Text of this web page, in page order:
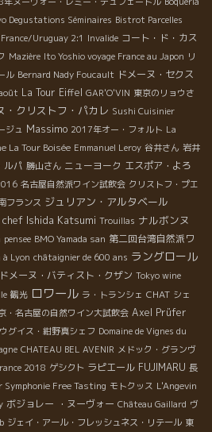
Degustations Séminaires Bistrot Parcelles
France/Uruguay 2:1 Invalide コート・ド・カス
Mazière Ito Yoshio voyage France au Japon リ
ル Bernard Nady Foucault ドメーヌ・セクス
La Tour Eiffel GAR'O'VIN 東京のリョウさ
・クリストフ・パカレ Sushi Cuisinier
ジュ Massimo 2017年オー・フォルト La
La Tour Boisée Emmanuel Leroy 谷井さん 岩井
ルパ 勝山さん ニューヨーク エスポア・よろ
名古屋自然派ワイン試飲会 クリストフ・プエ
フランス ジュリアン・アルタベール
chef Ishida Katsumi Trouillas ナルボンヌ
pensee BMO Yamada san 第二回台湾自然派ワ
à Lyon châtaignier de 600 ans ラングロール
ドメーヌ・バティスト・クザン Tokyo wine
観光 ロワール ラ・トランシェ CHAT シェ
・名古屋の自然ワイン大試飲会 Axel Prüfer
ウグイス・紺野真シェフ Domaine de Vignes du
CHATEAU BEL AVENIR メドック・グランヴ
2018 ゲシクト ラピエール FUJIMARU 長
Free Tasting モトクッス L'Angevin
ボジョレー ・ヌーヴォー Château Gaillard ヴ
ジェイ・アール・フレッシュネス・リテール 東